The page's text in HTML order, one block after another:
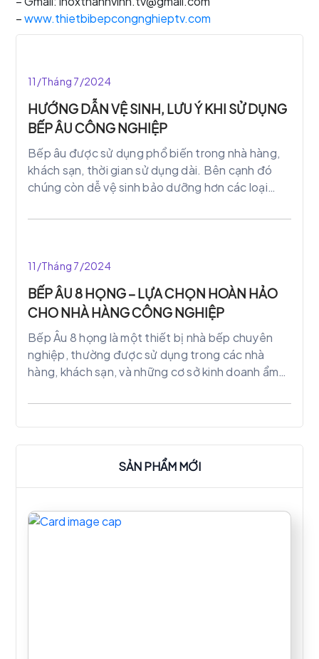
–www.thietbibepcongnghieptv.com
11/Tháng 7/2024
HƯỚNG DẪN VỆ SINH, LƯU Ý KHI SỬ DỤNG
BẾP ÂU CÔNG NGHIỆP
Bếp âu được sử dụng phổ biến trong nhà hàng,
khách sạn, thời gian sử dụng dài. Bên cạnh đó
chúng còn dễ vệ sinh bảo dưỡng hơn các loại
dụng trong các khu công nghiệp, nơi phục vụ
11/Tháng 7/2024
BẾP ÂU 8 HỌNG – LỰA CHỌN HOÀN HẢO
CHO NHÀ HÀNG CÔNG NGHIỆP
Bếp Âu 8 họng là một thiết bị nhà bếp chuyên
nghiệp, thường được sử dụng trong các nhà
hàng, khách sạn, và những cơ sở kinh doanh ẩm
mạnh mẽ, bếp Âu 8 họng mang đến khả năng nấu
SẢN PHẨM MỚI